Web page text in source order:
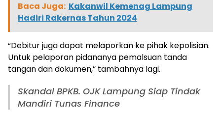
Baca Juga: Kakanwil Kemenag Lampung
Hadiri Rakernas Tahun 2024
“Debitur juga dapat melaporkan ke pihak kepolisian.
Untuk pelaporan pidananya pemalsuan tanda
tangan dan dokumen,” tambahnya lagi.
Skandal BPKB. OJK Lampung Siap Tindak
Mandiri Tunas Finance